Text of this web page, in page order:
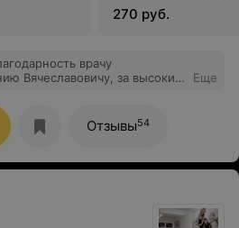
270 руб.
врачу
Вячеславовичу, за высокий
лечение, наряду с
сделали свое дело, я
Вам спасибо, Евгений
Еще
Отзывы54